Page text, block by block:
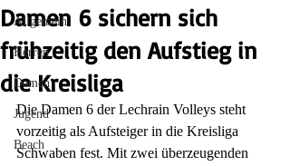
Allgemein
Herren
Damen
Jugend
Beach
Damen 6 sichern sich
frühzeitig den Aufstieg in
die Kreisliga
Die Damen 6 der Lechrain Volleys steht
vorzeitig als Aufsteiger in die Kreisliga
Schwaben fest. Mit zwei überzeugenden